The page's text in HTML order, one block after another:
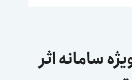
سامانه اثر